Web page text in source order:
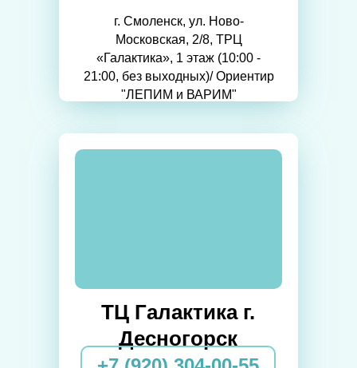
ТЦ Галактика г.
Десногорск
г. Смоленск, ул. Ново-
Московская, 2/8, ТРЦ
«Галактика», 1 этаж (10:00 -
21:00, без выходных)/ Ориентир
"ЛЕПИМ и ВАРИМ"